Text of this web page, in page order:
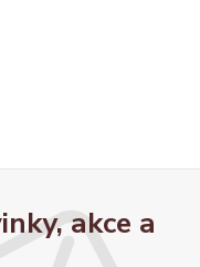
akce a